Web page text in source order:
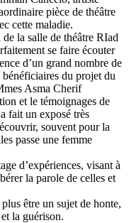
pièce de théâtre
cette maladie.
la salle de théâtre RIad
se faire écouter
d’un grand nombre de
bénéficiaires du projet du
Asma Cherif
et le témoignages de
fait un exposé très
souvent pour la
passe une femme
d’expériences, visant à
la parole de celles et
être un sujet de honte,
la guérison.